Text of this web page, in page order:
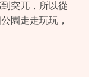
突兀，所以從
園走走玩玩，